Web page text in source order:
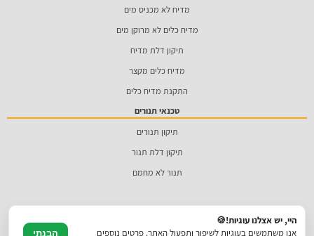
מדיח לא מכניס מים
מדיח כלים לא מרוקן מים
תיקון דלת מדיח
מדיח כלים מקצר
התקנת מדיח כלים
טכנאי תנורים
תיקון תנורים
תיקון דלת תנור
תנור לא מחמם
היי, יש אצלנו עוגיות!🍪
אנו משתמשים בעוגיות לשיפור ותפעול האתר. פרטים נוספים
הבנתי